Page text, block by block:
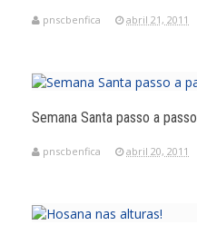
pnscbenfica abril 21, 2011
Semana Santa passo a passo
pnscbenfica abril 20, 2011